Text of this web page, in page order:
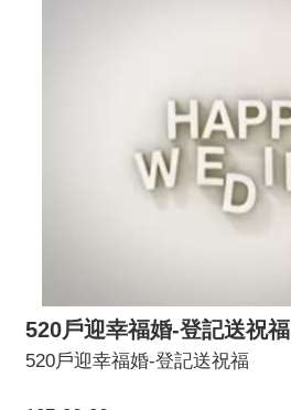
520戶迎幸福婚-登記送祝福
520戶迎幸福婚-登記送祝福